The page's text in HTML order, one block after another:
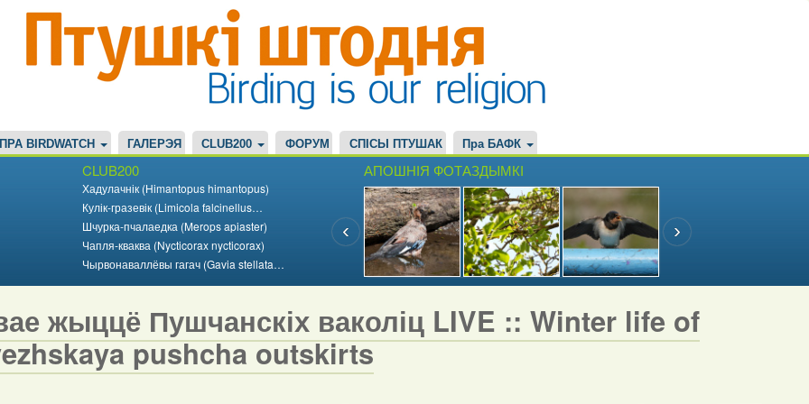
ПРА BIRDWATCH ГАЛЕРЭЯ CLUB200 ФОРУМ СПІСЫ ПТУШАК Пра БАФК
CLUB200
Хадулачнік (Himantopus himantopus)
Кулік-гразевік (Limicola falcinellus…
Шчурка-пчалаедка (Merops apiaster)
Чапля-кваква (Nycticorax nycticorax)
Чырвонаваллёвы гагач (Gavia stellata…
АПОШНІЯ ФОТАЗДЫМКІ
жыццё Пушчанскіх ваколіц LIVE :: Winter life of
pushcha outskirts